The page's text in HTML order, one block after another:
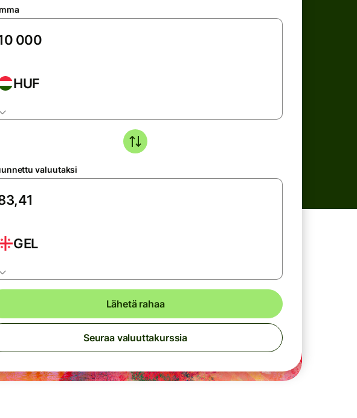
HUF
valuutaksi
GEL
Lähetä rahaa
Seuraa valuuttakurssia